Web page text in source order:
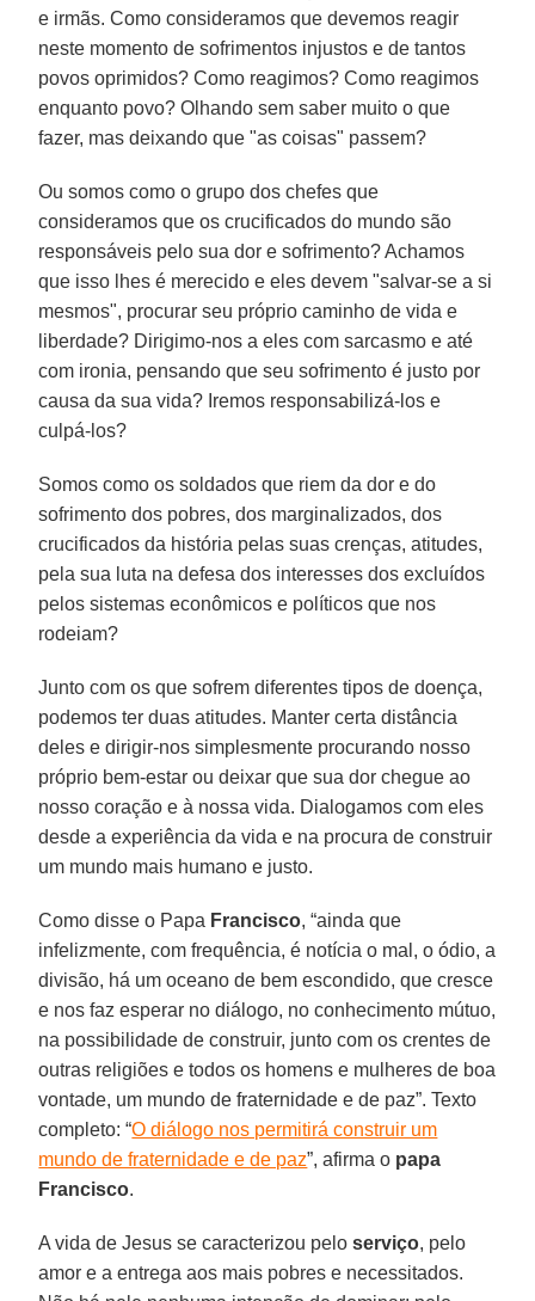
e irmãs. Como consideramos que devemos reagir
neste momento de sofrimentos injustos e de tantos
povos oprimidos? Como reagimos? Como reagimos
enquanto povo? Olhando sem saber muito o que
fazer, mas deixando que "as coisas" passem?
Ou somos como o grupo dos chefes que
consideramos que os crucificados do mundo são
responsáveis pelo sua dor e sofrimento? Achamos
que isso lhes é merecido e eles devem "salvar-se a si
mesmos", procurar seu próprio caminho de vida e
liberdade? Dirigimo-nos a eles com sarcasmo e até
com ironia, pensando que seu sofrimento é justo por
causa da sua vida? Iremos responsabilizá-los e
culpá-los?
Somos como os soldados que riem da dor e do
sofrimento dos pobres, dos marginalizados, dos
crucificados da história pelas suas crenças, atitudes,
pela sua luta na defesa dos interesses dos excluídos
pelos sistemas econômicos e políticos que nos
rodeiam?
Junto com os que sofrem diferentes tipos de doença,
podemos ter duas atitudes. Manter certa distância
deles e dirigir-nos simplesmente procurando nosso
próprio bem-estar ou deixar que sua dor chegue ao
nosso coração e à nossa vida. Dialogamos com eles
desde a experiência da vida e na procura de construir
um mundo mais humano e justo.
Como disse o Papa Francisco, “ainda que
infelizmente, com frequência, é notícia o mal, o ódio, a
divisão, há um oceano de bem escondido, que cresce
e nos faz esperar no diálogo, no conhecimento mútuo,
na possibilidade de construir, junto com os crentes de
outras religiões e todos os homens e mulheres de boa
vontade, um mundo de fraternidade e de paz”. Texto
completo: “O diálogo nos permitirá construir um
mundo de fraternidade e de paz”, afirma o papa
Francisco.
A vida de Jesus se caracterizou peloserviço, pelo
amor e a entrega aos mais pobres e necessitados.